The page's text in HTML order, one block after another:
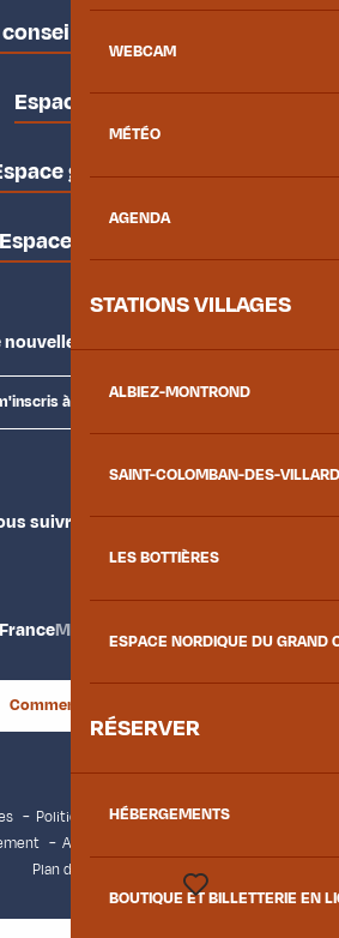
WEBCAM
MÉTÉO
AGENDA
STATIONS VILLAGES
ALBIEZ-MONTROND
SAINT-COLOMBAN-DES-
LES BOTTIÈRES
ESPACE NORDIQUE DU GRAND
RÉSERVER
HÉBERGEMENTS
BOUTIQUE ET BILLETTERIE EN
des locaux
Espace pro
groupes
Espace presse
façon d'explorer la vallée.
à la newsletter
suivre
FranceMaurienne
Comment venir ?
Politique de confidentialité
Accessibilité : non conforme
Plan du site